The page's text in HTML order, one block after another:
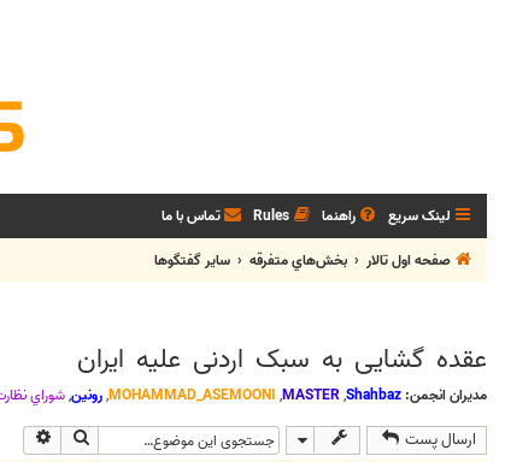
لینک سریع راهنما Rules تماس با ما
صفحه اول تالار
بخش‌‌هاي متفرقه ساير گفتگوها
عقده گشایی به سبک اردنی علیه ایران
مدیران انجمن: Shahbaz
,
MASTER
,
MOHAMMAD_ASEMOONI
,رونین,شوراي
ارسال پست جستجو